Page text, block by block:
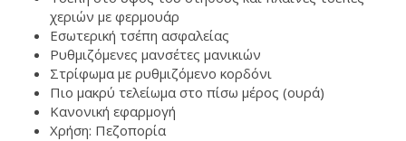
χεριών με φερμουάρ
Εσωτερική τσέπη ασφαλείας
Ρυθμιζόμενες μανσέτες μανικιών
Στρίφωμα με ρυθμιζόμενο κορδόνι
Πιο μακρύ τελείωμα στο πίσω μέρος (ουρά)
Κανονική εφαρμογή
Χρήση: Πεζοπορία